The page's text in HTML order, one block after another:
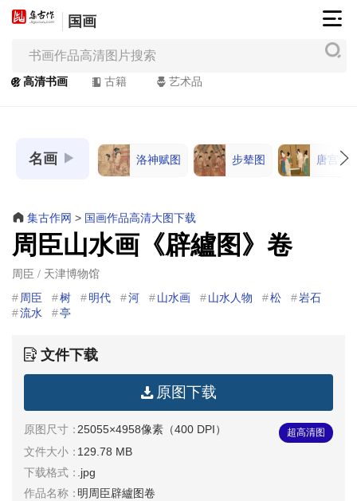
国画
高清书画 古籍 艺术品
名画 洛神赋图 步辇图 唐宫仕
集古作网 > 国画作品高清大图下载
周臣山水画《辟纑图》卷
周臣 / 天津博物馆
周臣 树 明代 河 山水画 山水人物 松
岩石
流水
亭
文件下载
原图下载
原图尺寸：25055×4958像素（400 DPI） 超高清图
文件大小：129.78 MB
下载格式： .jpg
作品名称：明周臣辟纑图卷
古
作
网
书
画
/
Painting
&
Calligraphy
高
清
书
法
家